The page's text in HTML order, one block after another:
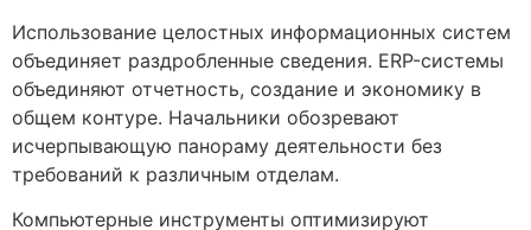
Использование целостных информационных систем
объединяет раздробленные сведения. ERP-системы
объединяют отчетность, создание и экономику в
общем контуре. Начальники обозревают
исчерпывающую панораму деятельности без
требований к различным отделам.
Компьютерные инструменты оптимизируют